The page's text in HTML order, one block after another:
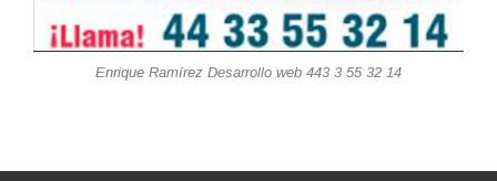
Enrique Ramírez Desarrollo web 443 3 55 32 14